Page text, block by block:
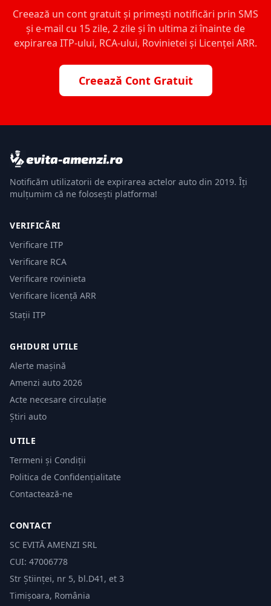
Creează un cont gratuit și primești notificări prin SMS
și e-mail cu 15 zile, 2 zile și în ultima zi înainte de
expirarea ITP-ului, RCA-ului, Rovinietei și Licenței ARR.
Creează Cont Gratuit
Notificăm utilizatorii de expirarea actelor auto din 2019. Îți
mulțumim că ne folosești platforma!
VERIFICĂRI
Verificare ITP
Verificare RCA
Verificare rovinieta
Verificare licență ARR
Stații ITP
GHIDURI UTILE
Alerte mașină
Amenzi auto 2026
Acte necesare circulație
Știri auto
UTILE
Termeni și Condiții
Politica de Confidențialitate
Contactează-ne
CONTACT
SC EVITĂ AMENZI SRL
CUI: 47006778
Str Științei, nr 5, bl.D41, et 3
Timișoara, România